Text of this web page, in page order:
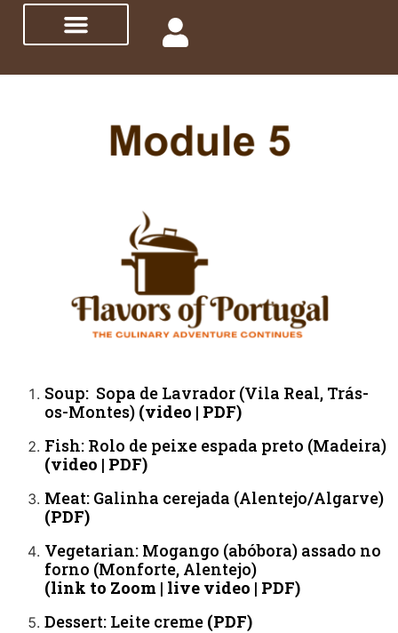
Soup: Sopa de Lavrador (Vila Real, Trás-
os-Montes) (video | PDF)
Fish: Rolo de peixe espada preto (Madeira)
(video | PDF)
Meat: Galinha cerejada (Alentejo/Algarve)
(PDF)
Vegetarian: Mogango (abóbora) assado no
forno (Monforte, Alentejo)
(link to Zoom | live video | PDF)
Dessert: Leite creme (PDF)